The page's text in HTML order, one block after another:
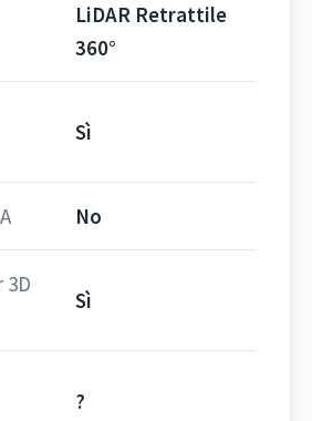
LiDAR Retrattile
360°
Sì
No
3D
Sì
?